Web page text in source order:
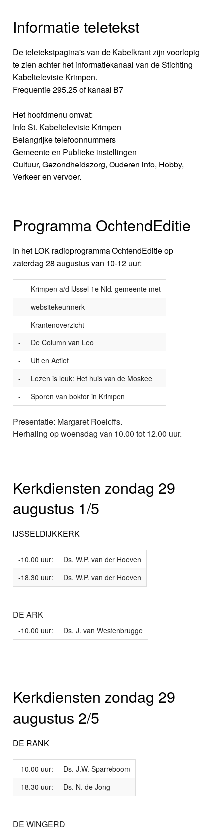
Informatie teletekst
De teletekstpagina's van de Kabelkrant zijn voorlopig
te zien achter het informatiekanaal van de Stichting
Kabeltelevisie Krimpen.
Frequentie 295.25 of kanaal B7
Het hoofdmenu omvat:
Info St. Kabeltelevisie Krimpen
Belangrijke telefoonnummers
Gemeente en Publieke instellingen
Cultuur, Gezondheidszorg, Ouderen info, Hobby,
Verkeer en vervoer.
Programma OchtendEditie
In het LOK radioprogramma OchtendEditie op
zaterdag 28 augustus van 10-12 uur:
-
Krimpen a/d IJssel 1e Nld. gemeente met
websitekeurmerk
-
Krantenoverzicht
-
De Column van Leo
-
Uit en Actief
-
Lezen is leuk: Het huis van de Moskee
-
Sporen van boktor in Krimpen
Presentatie: Margaret Roeloffs.
Herhaling op woensdag van 10.00 tot 12.00 uur.
Kerkdiensten zondag 29
augustus 1/5
IJSSELDIJKKERK
-10.00 uur:
Ds. W.P. van der Hoeven
-18.30 uur:
Ds. W.P. van der Hoeven
DE ARK
-10.00 uur: Ds. J. van Westenbrugge
Kerkdiensten zondag 29
augustus 2/5
DE RANK
-10.00 uur:
Ds. J.W. Sparreboom
-18.30 uur:
Ds. N. de Jong
DE WINGERD